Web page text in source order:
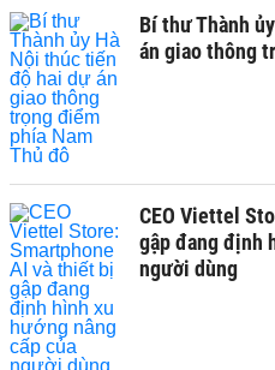
Bí thư Thành
án giao thông
CEO Viettel
gập đang định
người dùng